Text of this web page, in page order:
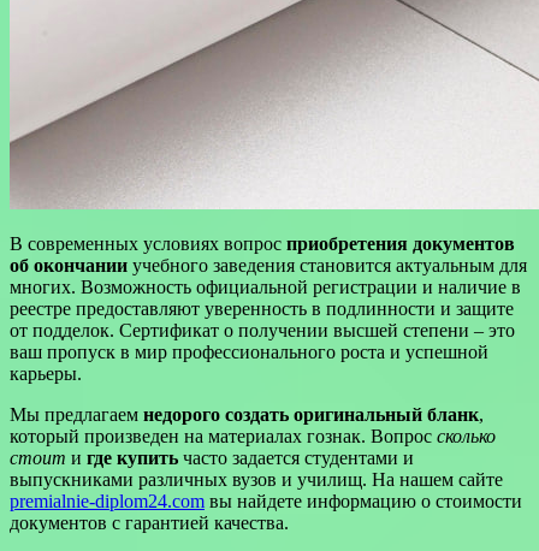
В современных условиях вопрос приобретения документов
об окончании учебного заведения становится актуальным для
многих. Возможность официальной регистрации и наличие в
реестре предоставляют уверенность в подлинности и защите
от подделок. Сертификат о получении высшей степени – это
ваш пропуск в мир профессионального роста и успешной
карьеры.
Мы предлагаем недорого создать оригинальный бланк,
который произведен на материалах гознак. Вопрос сколько
стоит и где купить часто задается студентами и
выпускниками различных вузов и училищ. На нашем сайте
premialnie-diplom24.com вы найдете информацию о стоимости
документов с гарантией качества.